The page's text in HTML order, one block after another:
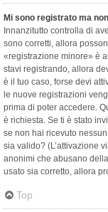
Mi sono registrato ma
Innanzitutto controlla di
sono corretti, allora
«registrazione minore» è
stavi registrando, allora
è il tuo caso, forse devi
le nuove registrazioni
prima di poter accedere.
è richiesta. Se ti è stato
se non hai ricevuto
sia valido? (L’attivazione
anonimi che abusano
usato sia corretto, allora
Top